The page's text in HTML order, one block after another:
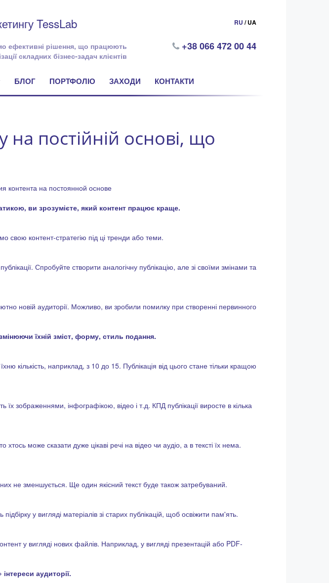
TessLab
ефективні рішення, що працюють
складних бізнес-задач клієнтів
RU / UA
+38 066 472 00 44
БЛОГ ПОРТФОЛІО ЗАХОДИ КОНТАКТИ
на постійній основі, що
ви зрозумієте, який контент працює краще.
свою контент-стратегію під ці тренди або теми.
Спробуйте створити аналогічну публікацію, але зі своїми змінами та
новій аудиторії. Можливо, ви зробили помилку при створенні первинного
їхній зміст, форму, стиль подання.
кількість, наприклад, з 10 до 15. Публікація від цього стане тільки кращою
їх зображеннями, інфографікою, відео і т.д. КПД публікації виросте в кілька
може сказати дуже цікаві речі на відео чи аудіо, а в тексті їх нема.
них не зменшується. Ще один якісний текст буде також затребуваний.
у вигляді матеріалів зі старих публікацій, щоб освіжити пам'ять.
у вигляді нових файлів. Наприклад, у вигляді презентацій або PDF-
аудиторії.